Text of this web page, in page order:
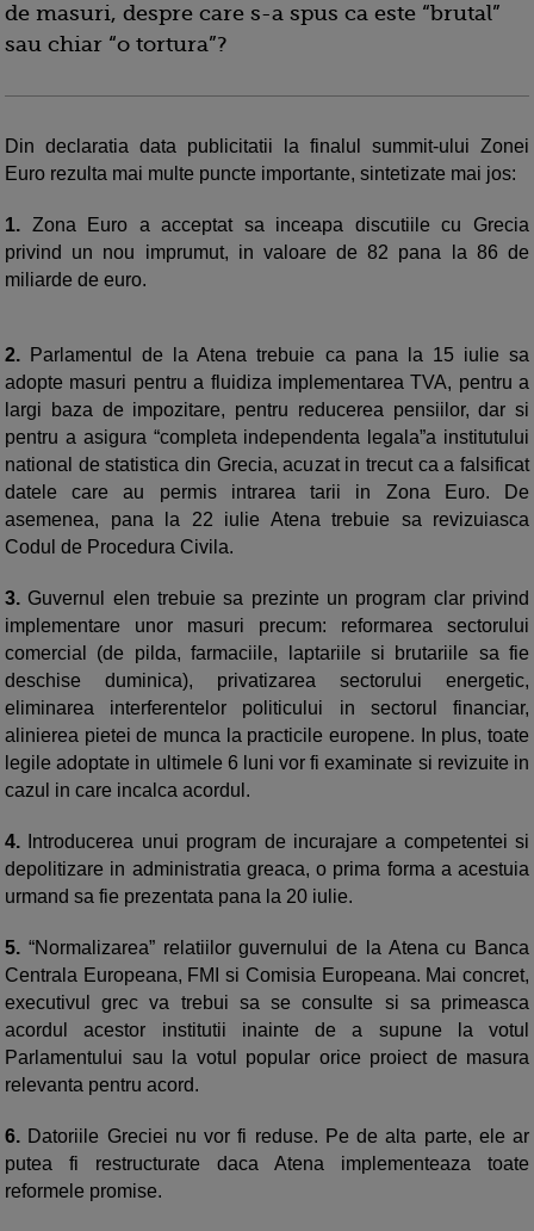
de masuri, despre care s-a spus ca este “brutal”
sau chiar “o tortura”?
Din declaratia data publicitatii la finalul summit-ului Zonei
Euro rezulta mai multe puncte importante, sintetizate mai jos:
1. Zona Euro a acceptat sa inceapa discutiile cu Grecia
privind un nou imprumut, in valoare de 82 pana la 86 de
miliarde de euro.
2.
Parlamentul de la Atena trebuie ca pana la 15 iulie sa
adopte masuri pentru a fluidiza implementarea TVA, pentru a
largi baza de impozitare, pentru reducerea pensiilor, dar si
pentru a asigura “completa independenta legala”a institutului
national de statistica din Grecia, acuzat in trecut ca a falsificat
datele care au permis intrarea tarii in Zona Euro. De
asemenea, pana la 22 iulie Atena trebuie sa revizuiasca
Codul de Procedura Civila.
3. Guvernul elen trebuie sa prezinte un program clar privind
implementare unor masuri precum: reformarea sectorului
comercial (de pilda, farmaciile, laptariile si brutariile sa fie
deschise duminica), privatizarea sectorului energetic,
eliminarea interferentelor politicului in sectorul financiar,
alinierea pietei de munca la practicile europene. In plus, toate
legile adoptate in ultimele 6 luni vor fi examinate si revizuite in
cazul in care incalca acordul.
4.
Introducerea unui program de incurajare a competentei si
depolitizare in administratia greaca, o prima forma a acestuia
urmand sa fie prezentata pana la 20 iulie.
5. “Normalizarea” relatiilor guvernului de la Atena cu Banca
Centrala Europeana, FMI si Comisia Europeana. Mai concret,
executivul grec va trebui sa se consulte si sa primeasca
acordul acestor institutii inainte de a supune la votul
Parlamentului sau la votul popular orice proiect de masura
relevanta pentru acord.
6. Datoriile Greciei nu vor fi reduse. Pe de alta parte, ele ar
putea fi restructurate daca Atena implementeaza toate
reformele promise.